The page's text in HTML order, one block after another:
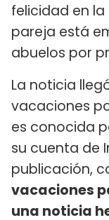
felicidad en
pareja está
abuelos por
La noticia
vacaciones
es conocida
su cuenta de
publicación,
vacaciones
una noticia